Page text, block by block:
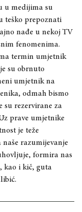
u medijima su
teško prepoznati
nađe u nekoj TV
fenomenima.
termin umjetnik
su obrnuto
umjetnik na
odmah bismo
su rezervirane za
prave umjetnike
je teže
razumijevanje
formira nas
kao i kič, guta